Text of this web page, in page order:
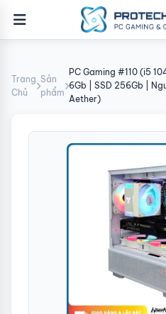
Trang
Chủ
Sản
phẩm
PC Gaming #110 (i5
6Gb | SSD 256Gb |
Aether)